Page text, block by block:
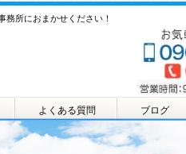
所におまかせください！
よくある質問 ブログ